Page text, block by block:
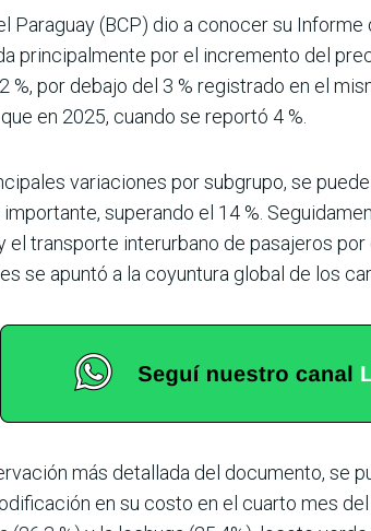
Paraguay (BCP) dio a conocer su
principalmente por el incremento del
%, por debajo del 3 % registrado en el
en 2025, cuando se reportó 4 %.
variaciones por subgrupo, se
supe­rando el 14 %.
el transporte interurbano de pasajeros
se apuntó a la coyuntura global de los
más detallada del docu­mento, se
en su costo en el cuarto mes del